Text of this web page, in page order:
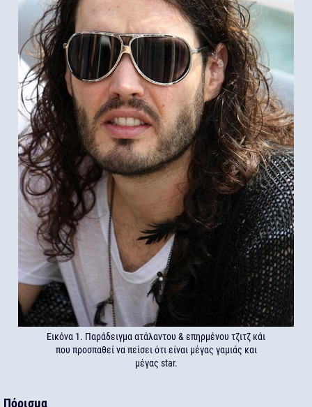
Εικόνα 1. Παράδειγμα ατάλαντου & επηρμένου τζιτζ κάι
που προσπαθεί να πείσει ότι είναι μέγας γαμιάς και
μέγας star.
Πόρισμα